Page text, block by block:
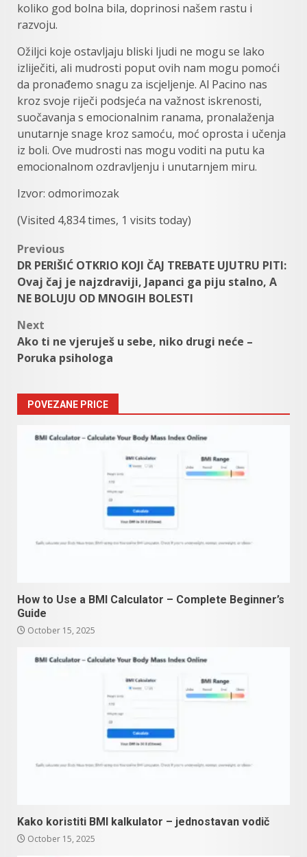
koliko god bolna bila, doprinosi našem rastu i
razvoju.
Ožiljci koje ostavljaju bliski ljudi ne mogu se lako
izliječiti, ali mudrosti poput ovih nam mogu pomoći
da pronađemo snagu za iscjeljenje. Al Pacino nas
kroz svoje riječi podsjeća na važnost iskrenosti,
suočavanja s emocionalnim ranama, pronalaženja
unutarnje snage kroz samoću, moć oprosta i učenja
iz boli. Ove mudrosti nas mogu voditi na putu ka
emocionalnom ozdravljenju i unutarnjem miru.
Izvor: odmorimozak
(Visited 4,834 times, 1 visits today)
Post
navigation
Previous
DR PERIŠIĆ OTKRIO KOJI ČAJ TREBATE UJUTRU PITI:
Ovaj čaj je najzdraviji, Japanci ga piju stalno, A
NE BOLUJU OD MNOGIH BOLESTI
Next
Ako ti ne vjeruješ u sebe, niko drugi neće –
Poruka psihologa
POVEZANE PRICE
How to Use a BMI Calculator – Complete Beginner’s
Guide
October 15, 2025
Kako koristiti BMI kalkulator – jednostavan vodič
October 15, 2025